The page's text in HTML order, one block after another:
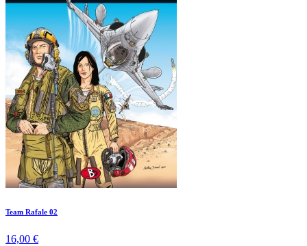
Team Rafale 02
16,00 €